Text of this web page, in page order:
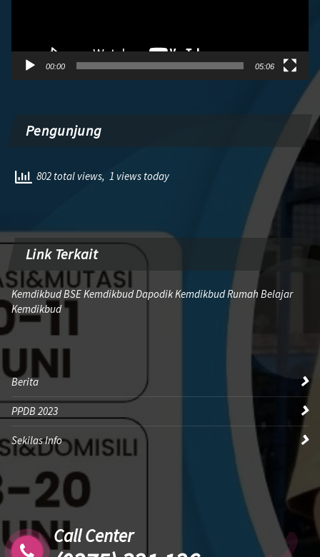
00:00 05:06
Pengunjung
802 total views, 1 views today
Link Terkait
Kemdikbud BSE Kemdikbud Dapodik Kemdikbud Rumah Belajar
Kemdikbud
Berita
PPDB 2023
Sekilas Info
Call Center